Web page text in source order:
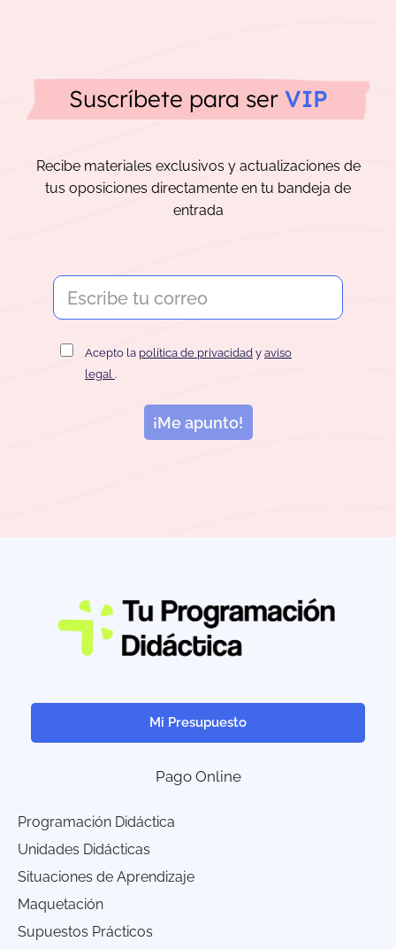
Suscríbete para ser VIP
Recibe materiales exclusivos y actualizaciones de
tus oposiciones directamente en tu bandeja de
entrada
Acepto la política de privacidad y aviso
legal .
¡Me apunto!
Mi Presupuesto
Pago Online
Programación Didáctica
Unidades Didácticas
Situaciones de Aprendizaje
Maquetación
Supuestos Prácticos